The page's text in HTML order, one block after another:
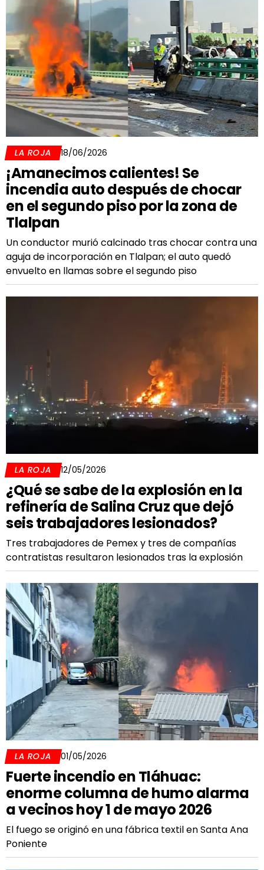
LA ROJA 18/06/2026
¡Amanecimos calientes! Se
incendia auto después de chocar
en el segundo piso por la zona de
Tlalpan
Un conductor murió calcinado tras chocar contra una
aguja de incorporación en Tlalpan; el auto quedó
envuelto en llamas sobre el segundo piso
LA ROJA 12/05/2026
¿Qué se sabe de la explosión en la
refinería de Salina Cruz que dejó
seis trabajadores lesionados?
Tres trabajadores de Pemex y tres de compañías
contratistas resultaron lesionados tras la explosión
LA ROJA 01/05/2026
Fuerte incendio en Tláhuac:
enorme columna de humo alarma
a vecinos hoy 1 de mayo 2026
El fuego se originó en una fábrica textil en Santa Ana
Poniente